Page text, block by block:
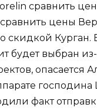
сравнить
цены
скидкой Курган.
будет выбран
опасается
господина
факт